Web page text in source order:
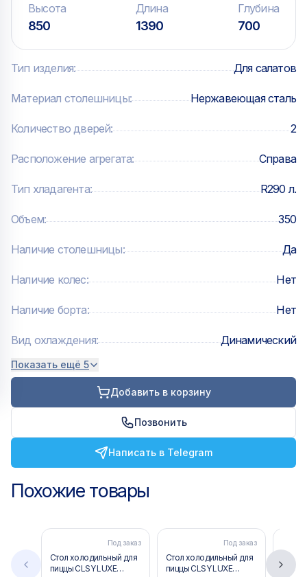
холодильную камеру.
Высота
850
Длина
1390
Глубина
700
Тип изделия: Для салатов
Материал столешницы: Нержавеющая сталь
Количество дверей: 2
Расположение агрегата: Справа
Тип хладагента: R290 л.
Объем: 350
Наличие столешницы: Да
Наличие колес: Нет
Наличие борта: Нет
Вид охлаждения: Динамический
Показать ещё 5
Добавить в корзину
Позвонить
Написать в Telegram
Похожие товары
Под заказ
Стол холодильный для
пиццы CLSY LUXE
Под заказ
Стол холодильный для
пиццы CLSY LUXE
Стол
пиццы